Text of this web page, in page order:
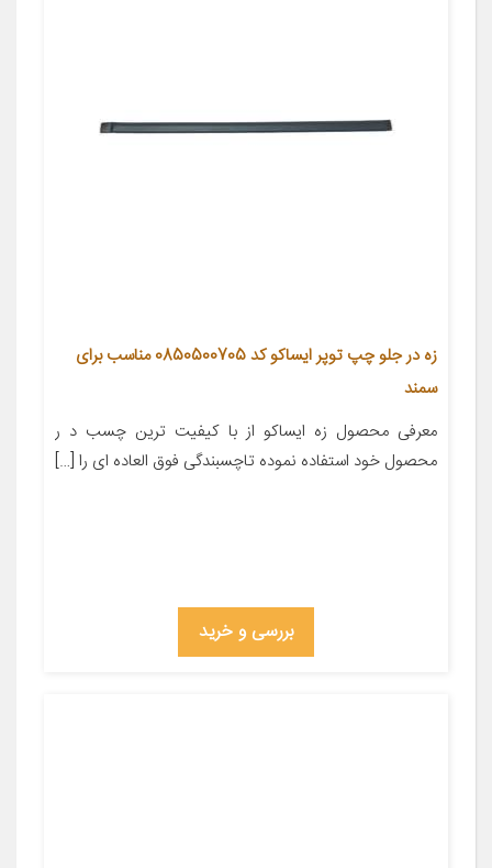
زه در جلو چپ توپر ایساکو کد 0850500705 مناسب برای
سمند
معرفی محصول زه ایساکو از با کیفیت ترین چسب د ر
محصول خود استفاده نموده تاچسبندگی فوق العاده ای را […]
بررسی و خرید